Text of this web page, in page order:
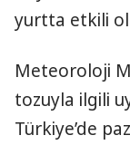
yurtta etkili
Meteoroloji
tozuyla ilgili
Türkiye’de